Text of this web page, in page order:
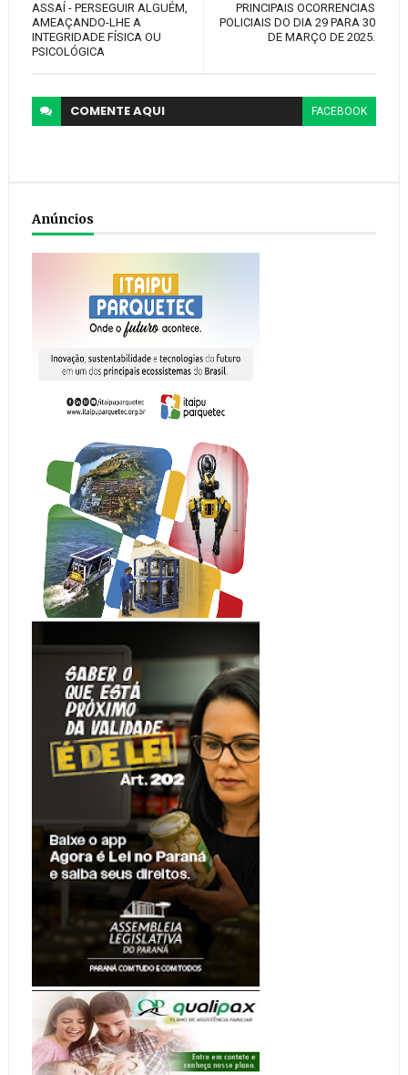
PRINCIPAIS OCORRENCIAS
POLICIAIS DO DIA 29 PARA 30
DE MARÇO DE 2025.
ASSAÍ - PERSEGUIR ALGUÉM,
AMEAÇANDO-LHE A
INTEGRIDADE FÍSICA OU
PSICOLÓGICA
COMENTEAQUI FACEBOOK
Anúncios